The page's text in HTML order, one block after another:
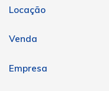
Locação
Venda
Empresa